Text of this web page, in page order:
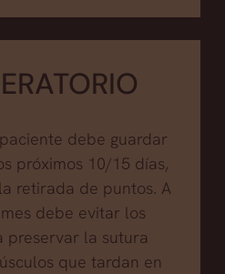
debe guardar
próximos 10/15 días,
retirada de puntos. A
debe evitar los
preservar la sutura
que tardan en